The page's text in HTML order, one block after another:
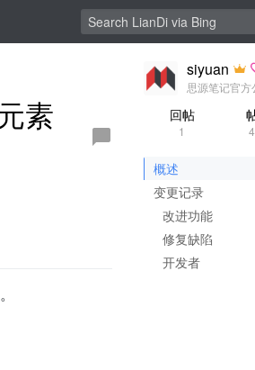
素
siyuan
思源笔记官方
回帖
1
概述
变更记录
改进功能
修复缺陷
开发者